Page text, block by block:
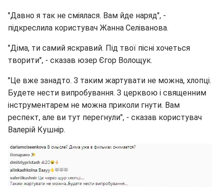
"Давно я так не сміялася. Вам йде наряд", -
підкреслила користувач Жанна Селіванова.
"Діма, ти самий яскравий. Під твої пісні хочеться
творити", - сказав юзер Єгор Волощук.
"Це вже занадто. З таким жартувати не можна, хлопці.
Будете нести випробування. З церквою і священним
інструментарем не можна приколи гнути. Вам
респект, але ви тут перегнули", - сказав користувач
Валерій Кушнір.